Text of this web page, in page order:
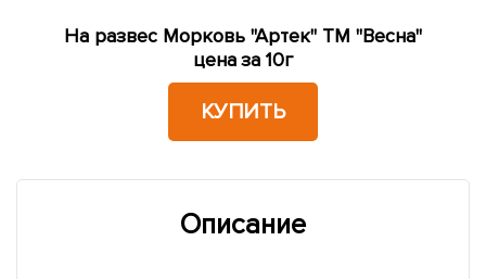
На развес Морковь "Артек" ТМ "Весна"
цена за 10г
КУПИТЬ
Описание